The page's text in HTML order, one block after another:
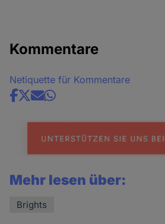
Kommentare
Netiquette für Kommentare
Share
news
Mehr lesen über:
Brights